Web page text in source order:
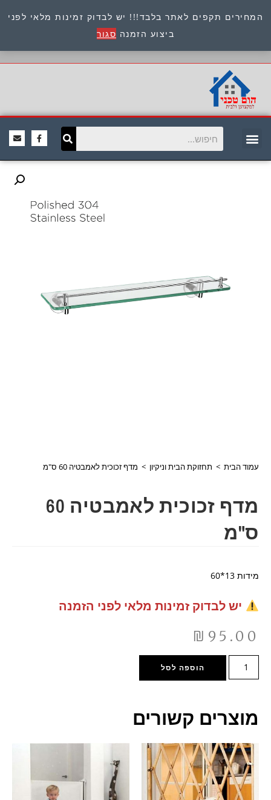
המחירים תקפים לאתר בלבד!!! יש לבדוק זמינות מלאי לפני
ביצוע הזמנה סגור
כתובת : היוזמים 9 אור יהודה שירות לקוחות 054-
8945722
עמוד הבית > תחזוקת הבית וניקיון > מדף זכוכית לאמבטיה 60 ס"מ
מדף זכוכית לאמבטיה 60
ס"מ
מידות 13*60
יש לבדוק זמינות מלאי לפני הזמנה
₪ 95.00
הוספה לסל
מוצרים קשורים